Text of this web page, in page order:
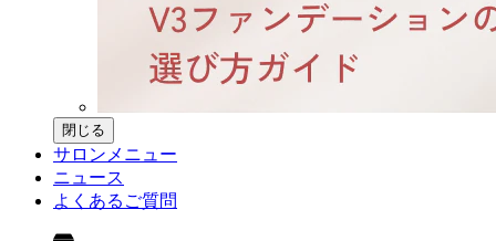
閉じる
サロンメニュー
ニュース
よくあるご質問